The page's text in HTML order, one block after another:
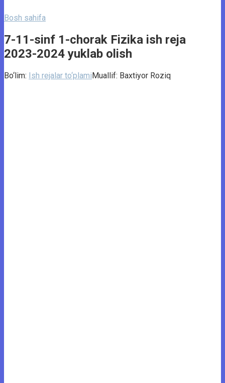
Bosh sahifa
7-11-sinf 1-chorak Fizika ish reja
2023-2024 yuklab olish
Bo‘lim: Ish rejalar to‘plamiMuallif: Baxtiyor Roziq